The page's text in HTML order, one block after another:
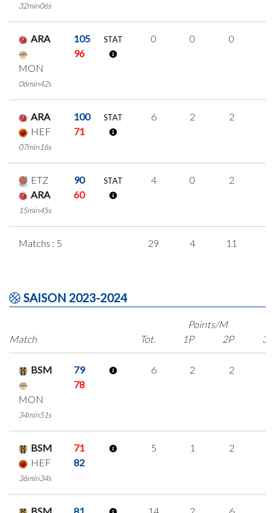
32min06s
ARA 105
MON
96
06min42s
STAT 0 0 0
ARA
100
HEF
71
07min16s
STAT 6 2 2
ETZ
90
ARA
60
15min45s
STAT 4 0 2
Matchs : 5 29 4 11
SAISON 2023-2024
Match
Points/M
Tot.
1P 2P 3P
BSM 79
MON
78
34min51s
6 2 2
BSM
71
HEF
82
36min34s
5 1 2